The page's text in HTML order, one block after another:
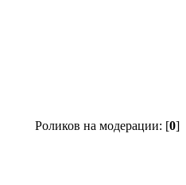
Роликов на модерации: [0]